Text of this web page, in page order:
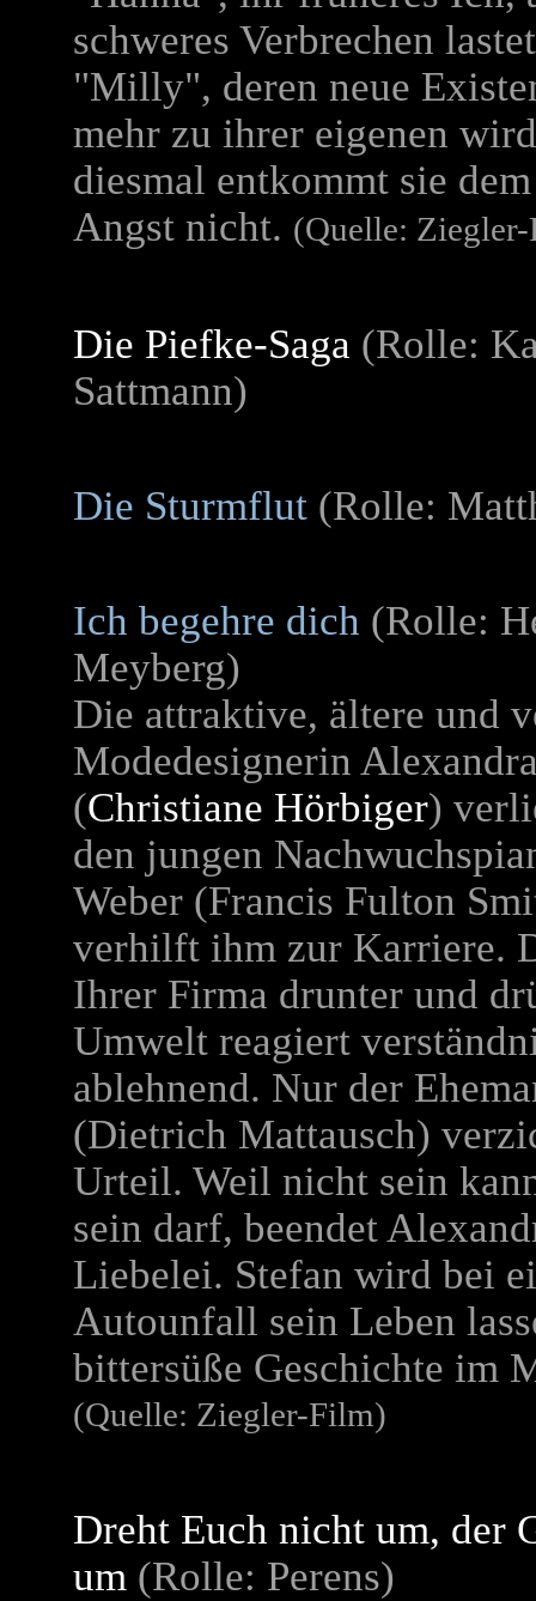
schweres Verbrechen
"Milly", deren neue
mehr zu ihrer eigenen
diesmal entkommt sie
Angst nicht. (Quelle:
Die Piefke-Saga (Rolle:
Sattmann)
Die Sturmflut (Rolle:
Ich begehre dich (Rolle:
Meyberg)
Die attraktive, ältere und
Modedesignerin
(Christiane Hörbiger)
den jungen
Weber (Francis Fulton
verhilft ihm zur Karriere.
Ihrer Firma drunter und
Umwelt reagiert
ablehnend. Nur der
(Dietrich Mattausch)
Urteil. Weil nicht sein
sein darf, beendet
Liebelei. Stefan wird bei
Autounfall sein Leben
bittersüße Geschichte im
(Quelle: Ziegler-Film)
Dreht Euch nicht um, der
um (Rolle: Perens)